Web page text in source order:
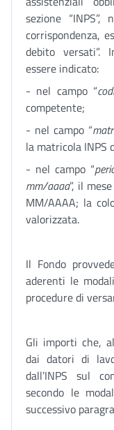
sezione “INPS”,
corrispondenza,
debito versati”.
essere indicato:
- nel campo “
competente;
- nel campo “
la matricola INPS
- nel campo “
mm/aaaa”, il
MM/AAAA; la
valorizzata.
Il Fondo
aderenti le
procedure di
Gli importi che,
dai datori di
dall’INPS sul
secondo le
successivo